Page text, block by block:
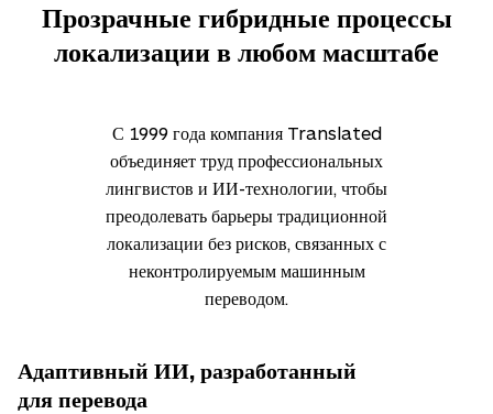
Прозрачные гибридные процессы
локализации в любом масштабе
С 1999 года компания Translated
объединяет труд профессиональных
лингвистов и ИИ-технологии, чтобы
преодолевать барьеры традиционной
локализации без рисков, связанных с
неконтролируемым машинным
переводом.
Адаптивный ИИ, разработанный
для перевода